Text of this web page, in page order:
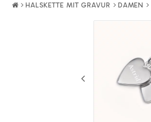
HALSKETTE MIT GRAVUR DAMEN